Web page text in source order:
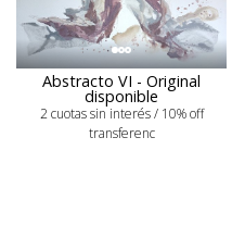
Abstracto VI - Original
disponible
2 cuotas sin interés / 10% off
transferenc